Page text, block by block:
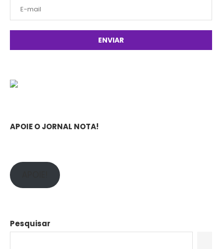
APOIE O JORNAL NOTA!
Pesquisar